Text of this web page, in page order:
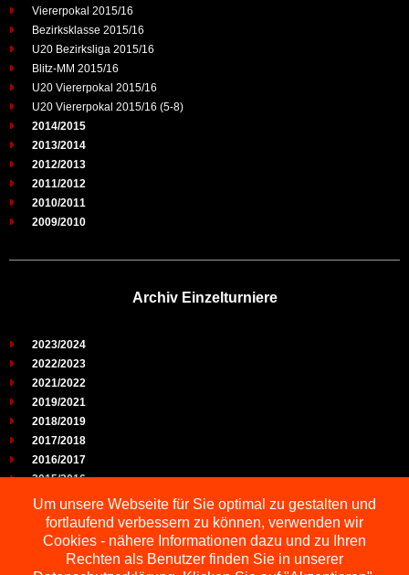
Viererpokal 2015/16
Bezirksklasse 2015/16
U20 Bezirksliga 2015/16
Blitz-MM 2015/16
U20 Viererpokal 2015/16
U20 Viererpokal 2015/16 (5-8)
2014/2015
2013/2014
2012/2013
2011/2012
2010/2011
2009/2010
Archiv Einzelturniere
2023/2024
2022/2023
2021/2022
2019/2021
2018/2019
2017/2018
2016/2017
2015/2016
2014/2015
2013/2014
2012/2013
2011/2012
Um unsere Webseite für Sie optimal zu gestalten und
fortlaufend verbessern zu können, verwenden wir
Cookies - nähere Informationen dazu und zu Ihren
Rechten als Benutzer finden Sie in unserer